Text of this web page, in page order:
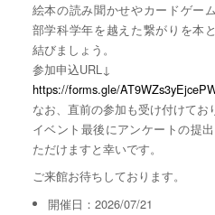
絵本の読み聞かせやカードゲー
部学科学年を越えた繋がりを本
結びましょう。
参加申込URL↓
https://forms.gle/
なお、直前の参加も受け付けてお
イベント最後にアンケートの提
ただけますと幸いです。
ご来館お待ちしております。
開催日：2026/07/21